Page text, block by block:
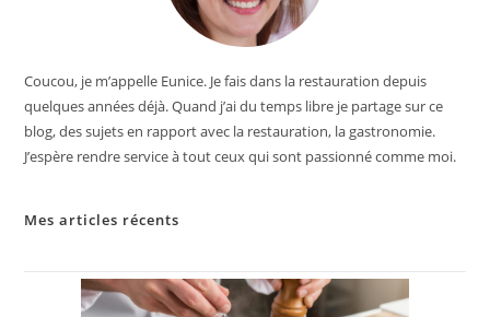
Coucou, je m’appelle Eunice. Je fais dans la restauration depuis
quelques années déjà. Quand j’ai du temps libre je partage sur ce
blog, des sujets en rapport avec la restauration, la gastronomie.
J’espère rendre service à tout ceux qui sont passionné comme moi.
Mes articles récents